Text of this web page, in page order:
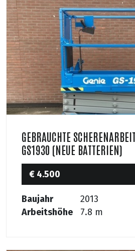
GEBRAUCHTE
GS1930 (NEUE BATTERIEN)
€ 4.500
Baujahr
2013
Arbeitshöhe
7.8 m